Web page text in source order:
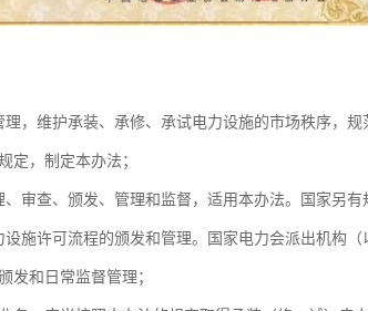
，维护承装、承修、承试电力设施的市场秩序，
定，制定本办法；
审查、颁发、管理和监督，适用本办法。国家另有
施许可流程的颁发和管理。国家电力会派出机构
发和日常监督管理；